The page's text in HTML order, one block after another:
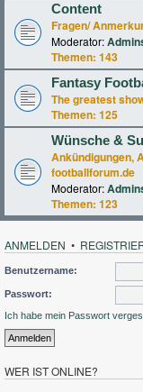
Content
Fragen/
Moderator:
Themen: 143
Fantasy
The greatest
Themen: 125
Wünsche &
Ankündigungen,
footballforum.de
Moderator:
Themen: 123
ANMELDEN •
Benutzername:
Passwort:
Ich habe mein Passwort
WER IST ONLINE?